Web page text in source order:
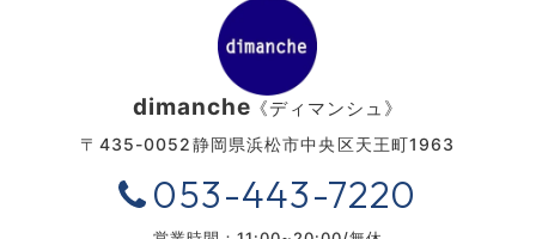
dimanche 《ディマンシュ》
〒435-0052静岡県浜松市中央区天王町1963
053-443-7220